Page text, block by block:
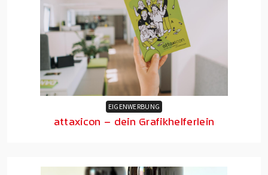
EIGENWERBUNG
attaxicon – dein Grafikhelferlein